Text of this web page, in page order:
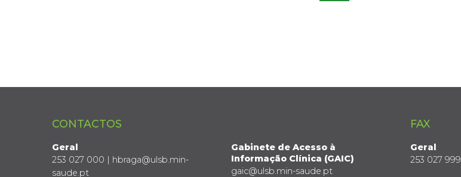
CONTACTOS
Geral
253 027 000 | hbraga@ulsb.min-
saude.pt
Gabinete de Acesso à
Informação Clínica (GAIC)
gaic@ulsb.min-saude.pt
FAX
Geral
253 027 999